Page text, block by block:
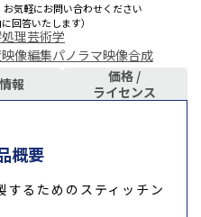
気軽にお問い合わせください
回答いたします）
理芸術学
像編集パノラマ映像合成
報
価格 /
ライセンス
概要
するためのスティッチン